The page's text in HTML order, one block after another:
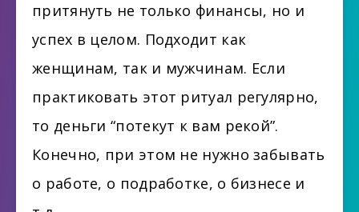
притянуть не только финансы, но и
успех в целом. Подходит как
женщинам, так и мужчинам. Если
практиковать этот ритуал регулярно,
то деньги “потекут к вам рекой”.
Конечно, при этом не нужно забывать
о работе, о подработке, о бизнесе и